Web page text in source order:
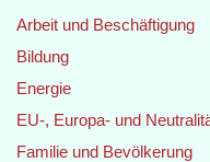
Arbeit und Beschäftigung
Bildung
Energie
EU-, Europa- und
Familie und Bevölkerung